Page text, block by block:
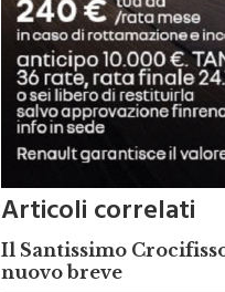
Articoli correlati
Il Santissimo
nuovo breve